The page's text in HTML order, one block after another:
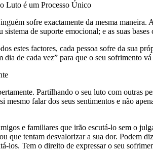
Luto é um Processo Único
sofre exactamente da mesma maneira.
sistema de suporte emocional; e as suas
estes factores, cada pessoa sofre da sua
dia de cada vez” para que o seu sofrimento
Partilhando o seu luto com outras
mesmo falar dos seus sentimentos e não
e familiares que irão escutá-lo sem o
que tentam desvalorizar a sua dor. Podem
los. Tem o direito de expressar o seu